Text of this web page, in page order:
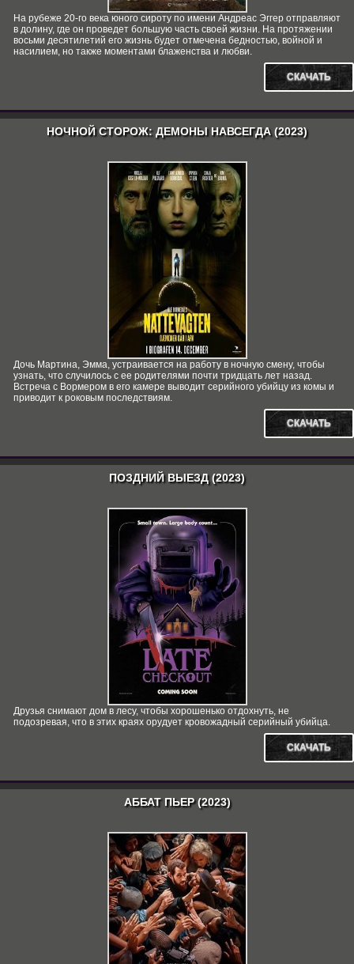
На рубеже 20-го века юного сироту по имени Андреас Эггер отправляют
в долину, где он проведет большую часть своей жизни. На протяжении
восьми десятилетий его жизнь будет отмечена бедностью, войной и
насилием, но также моментами блаженства и любви.
СКАЧАТЬ
НОЧНОЙ СТОРОЖ: ДЕМОНЫ НАВСЕГДА (2023)
Дочь Мартина, Эмма, устраивается на работу в ночную смену, чтобы
узнать, что случилось с ее родителями почти тридцать лет назад.
Встреча с Вормером в его камере выводит серийного убийцу из комы и
приводит к роковым последствиям.
СКАЧАТЬ
ПОЗДНИЙ ВЫЕЗД (2023)
Друзья снимают дом в лесу, чтобы хорошенько отдохнуть, не
подозревая, что в этих краях орудует кровожадный серийный убийца.
СКАЧАТЬ
АББАТ ПЬЕР (2023)